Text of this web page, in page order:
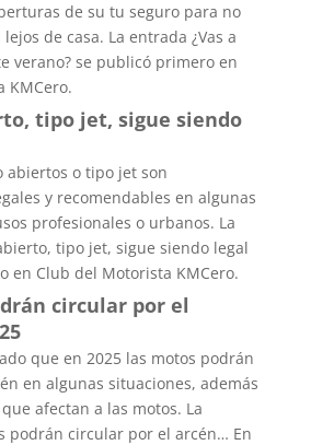
de su tu seguro para no
de casa. La entrada ¿Vas a
verano? se publicó primero en
KMCero.
tipo jet, sigue siendo
abiertos o tipo jet son
y recomendables en algunas
profesionales o urbanos. La
tipo jet, sigue siendo legal
en Club del Motorista KMCero.
circular por el
que en 2025 las motos podrán
en algunas situaciones, además
afectan a las motos. La
podrán circular por el arcén… En